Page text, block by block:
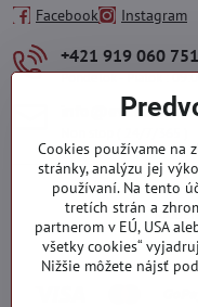
Facebook Instagram
+421 919 060 751
Pondelok - Piatok :
info​@everlady​.eu
Cookies používame na
stránky, analýzu jej
používaní. Na tento
tretích strán a
partnerom v EÚ, USA
všetky cookies“
Nižšie môžete nájsť